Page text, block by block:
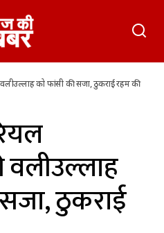
को फांसी की सजा, ठुकराई रहम की
ठुकराई